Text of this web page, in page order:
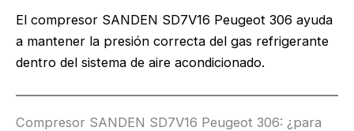
El compresor SANDEN SD7V16 Peugeot 306 ayuda
a mantener la presión correcta del gas refrigerante
dentro del sistema de aire acondicionado.
Compresor SANDEN SD7V16 Peugeot 306: ¿para